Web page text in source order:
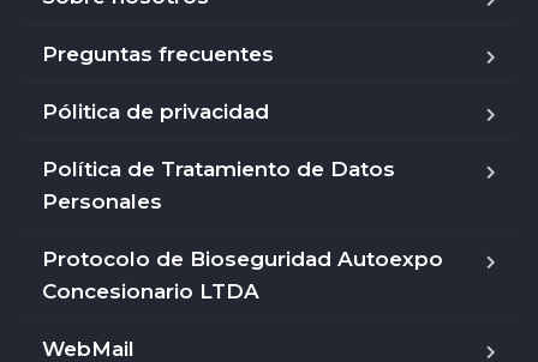
Preguntas frecuentes
Pólitica de privacidad
Política de Tratamiento de Datos
Personales
Protocolo de Bioseguridad Autoexpo
Concesionario LTDA
WebMail